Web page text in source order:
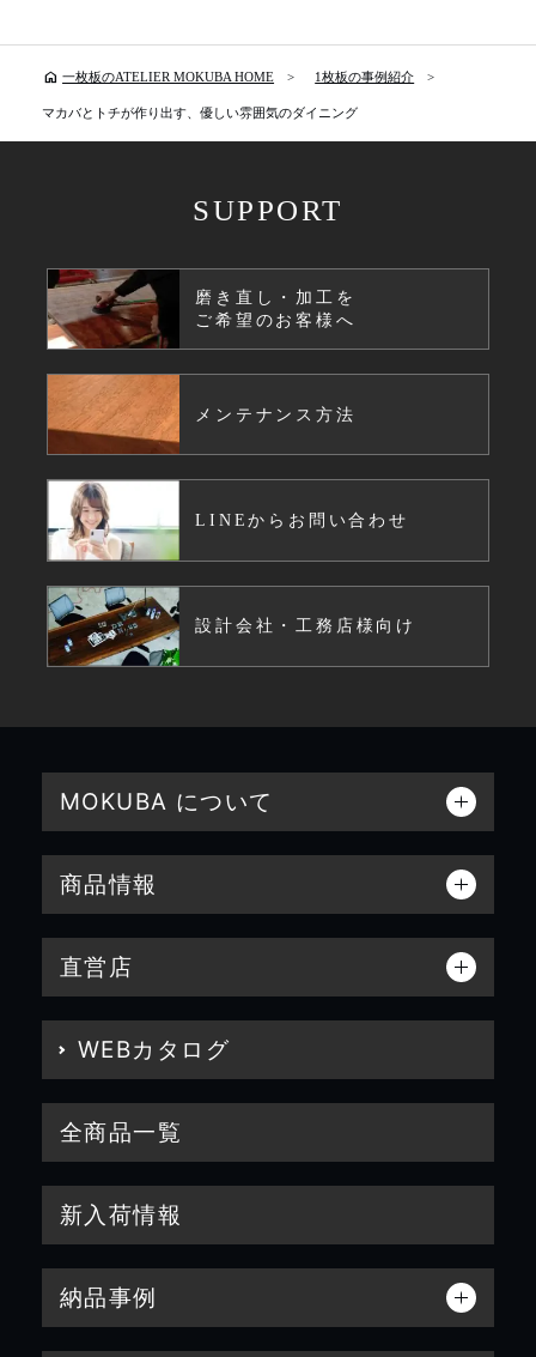
home 一枚板のATELIER MOKUBA HOME 1枚板の事例紹介
マカバとトチが作り出す、優しい雰囲気のダイニング
SUPPORT
磨き直し・加工を
ご希望のお客様へ
メンテナンス方法
LINEからお問い合わせ
設計会社・工務店様向け
MOKUBA について
商品情報
直営店
WEBカタログ
全商品一覧
新入荷情報
納品事例